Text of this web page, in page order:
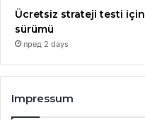
Ücretsiz strateji testi
sürümü
пред 2 days
Impressum